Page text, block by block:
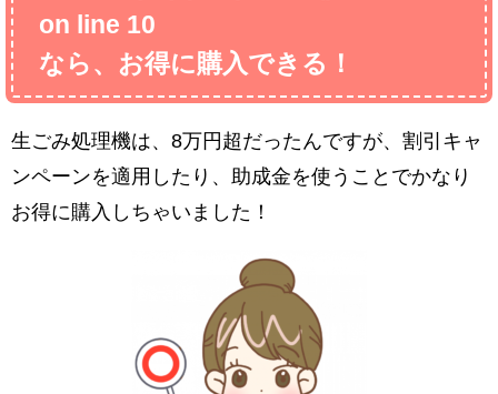
on line 10
なら、お得に購入できる！
生ごみ処理機は、8万円超だったんですが、割引キャ
ンペーンを適用したり、助成金を使うことでかなり
お得に購入しちゃいました！